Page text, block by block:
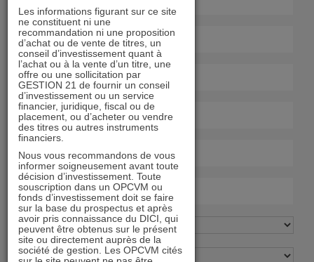
Les informations figurant sur ce site
ne constituent ni une
recommandation ni une proposition
d’achat ou de vente de titres, un
conseil d’investissement quant à
l’achat ou à la vente d’un titre, une
offre ou une sollicitation par
GESTION 21 de fournir un conseil
d’investissement ou un service
financier, juridique, fiscal ou de
placement, ou d’acheter ou vendre
des titres ou autres instruments
financiers.
Nous vous recommandons de vous
informer soigneusement avant toute
décision d’investissement. Toute
souscription dans un OPCVM ou
fonds d’investissement doit se faire
sur la base du prospectus et après
avoir pris connaissance du DICI, qui
peuvent être obtenus sur le présent
site ou directement auprès de la
société de gestion. Les OPCVM cités